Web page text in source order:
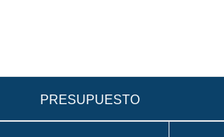
PRESUPUESTO